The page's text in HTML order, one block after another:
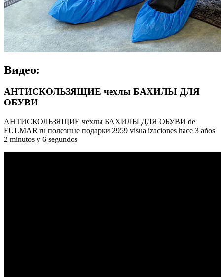
Видео:
АНТИСКОЛЬЗЯЩИЕ чехлы БАХИЛЫ ДЛЯ
ОБУВИ
АНТИСКОЛЬЗЯЩИЕ чехлы БАХИЛЫ ДЛЯ ОБУВИ de
FULMAR ru полезные подарки 2959 visualizaciones hace 3 años
2 minutos y 6 segundos